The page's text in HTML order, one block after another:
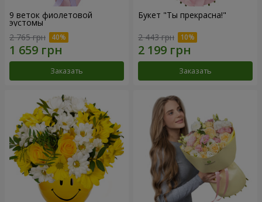
9 веток фиолетовой
эустомы
2 765 грн
Заказать
Букет "Ты прекрасна!"
2 443 грн
Заказать